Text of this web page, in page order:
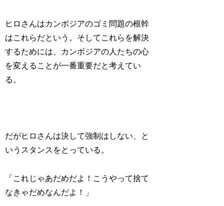
ヒロさんはカンボジアのゴミ問題の根幹
はこれらだという。そしてこれらを解決
するためには、カンボジアの人たちの心
を変えることが一番重要だと考えてい
る。
だがヒロさんは決して強制はしない、と
いうスタンスをとっている。
「これじゃあだめだよ！こうやって捨て
なきゃだめなんだよ！」